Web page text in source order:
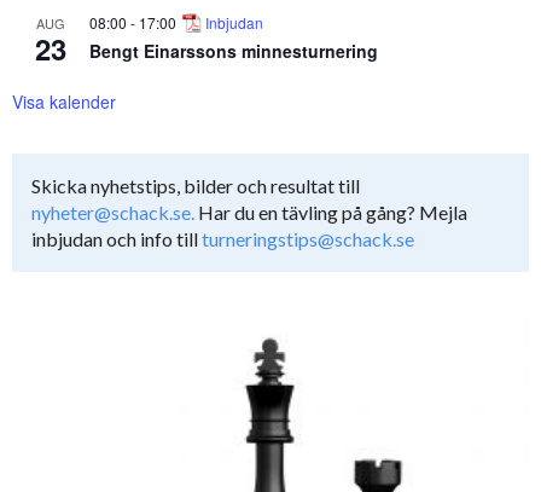
AUG
23
08:00 - 17:00 Inbjudan
Bengt Einarssons minnesturnering
Visa kalender
Skicka nyhetstips, bilder och resultat till
nyheter@schack.se. Har du en tävling på gång? Mejla
inbjudan och info tillturneringstips@schack.se